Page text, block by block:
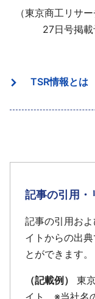
（東京商工リサ
27日号掲載
TSR情報とは
記事の引用・
記事の引用お
イトからの出
とができます。
（記載例）
東
イト ※当社名